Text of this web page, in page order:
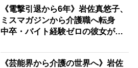
《電撃引退から6年》岩佐真悠子、
ミスマガジンから介護職へ転身
中卒・バイト経験ゼロの彼女が見
ながら自分らしくいられる」
《芸能界から介護の世界へ》岩佐